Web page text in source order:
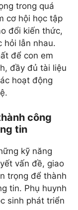
trong quá
cơ hội học tập
đổi kiến thức,
hỏi lẫn nhau.
để con em
đầy đủ tài liệu
hoạt động
công
tin
kỹ năng
vấn đề, giao
trọng để thành
tin. Phụ huynh
sinh phát triển